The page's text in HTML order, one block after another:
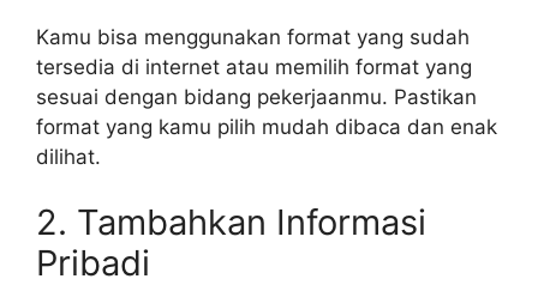
Kamu bisa menggunakan format yang sudah
tersedia di internet atau memilih format yang
sesuai dengan bidang pekerjaanmu. Pastikan
format yang kamu pilih mudah dibaca dan enak
dilihat.
2. Tambahkan Informasi
Pribadi